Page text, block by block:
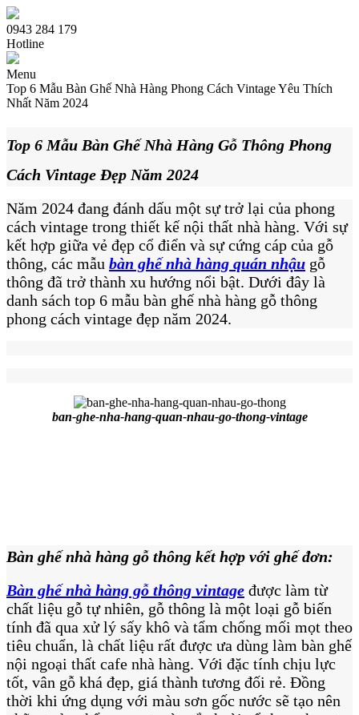
0943 284 179
Hotline
Menu
Giới thiệu
Sản phẩm bàn ghế
Ghế Cafe Gỗ
Bàn Ghế Cafe Gỗ
Bàn Ghế Nhà Hàng Quán Nhậu
Bàn Ghế Cafe Ngoài Trời
Bàn Ghế Me tây
Bàn Ghế Quầy Bar Cafe
Bàn Ghế Cafe Xích Đu Nhựa Giả Mây
Bàn Cafe
Bàn Ghế Cafe Nhựa
Liên hệ
Top 6 Mẫu Bàn Ghế Nhà Hàng Phong Cách Vintage Yêu Thích
Nhất Năm 2024
Top 6 Mẫu Bàn Ghế Nhà Hàng Gỗ Thông Phong
Cách Vintage Đẹp Năm 2024
Năm 2024 đang đánh dấu một sự trở lại của phong
cách vintage trong thiết kế nội thất nhà hàng. Với sự
kết hợp giữa vẻ đẹp cổ điển và sự cứng cáp của gỗ
thông, các mẫu bàn ghế nhà hàng quán nhậu gỗ
thông đã trở thành xu hướng nổi bật. Dưới đây là
danh sách top 6 mẫu bàn ghế nhà hàng gỗ thông
phong cách vintage đẹp năm 2024.
ban-ghe-nha-hang-quan-nhau-go-thong-vintage
Bàn ghế nhà hàng gỗ thông kết hợp với ghế đơn:
Bàn ghế nhà hàng gỗ thông vintage được làm từ
chất liệu gỗ tự nhiên, gỗ thông là một loại gỗ biến
tính đã qua xử lý sấy khô và tẩm chống mối mọt theo
tiêu chuẩn, là chất liệu rất được ưa dùng làm bàn ghế
nội ngoại thất cafe nhà hàng. Với đặc tính chịu lực
tốt, vân gỗ khá đẹp, giá thành tương đối rẻ. Đồng
thời khi ứng dụng với màu sơn gốc nước sẽ tạo nên